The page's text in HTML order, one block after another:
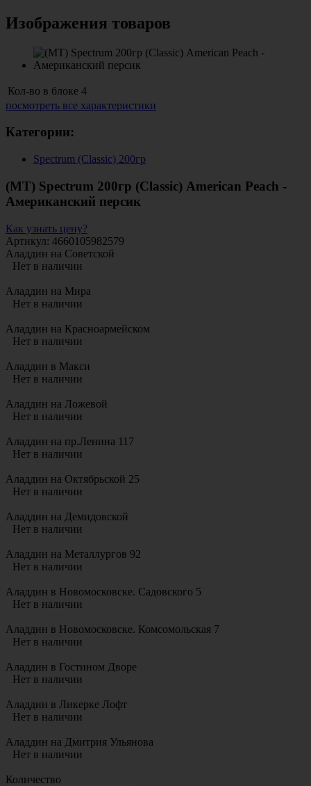
Изображения товаров
Кол-во в блоке 4
посмотреть все характеристики
Категории:
Spectrum (Classic) 200гр
(MT) Spectrum 200гр (Classic) American Peach -
Американский персик
Как узнать цену?
Артикул: 4660105982579
Аладдин на Советской
Нет в наличии
Аладдин на Мира
Нет в наличии
Аладдин на Красноармейском
Нет в наличии
Аладдин в Макси
Нет в наличии
Аладдин на Ложевой
Нет в наличии
Аладдин на пр.Ленина 117
Нет в наличии
Аладдин на Октябрьской 25
Нет в наличии
Аладдин на Демидовской
Нет в наличии
Аладдин на Металлургов 92
Нет в наличии
Аладдин в Новомосковске. Садовского 5
Нет в наличии
Аладдин в Новомосковске. Комсомольская 7
Нет в наличии
Аладдин в Гостином Дворе
Нет в наличии
Аладдин в Ликерке Лофт
Нет в наличии
Аладдин на Дмитрия Ульянова
Нет в наличии
Количество